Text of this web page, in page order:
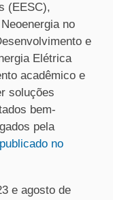
(EESC),
no
e
Elétrica
acadêmico e
soluções
bem-
pela
no
e agosto de